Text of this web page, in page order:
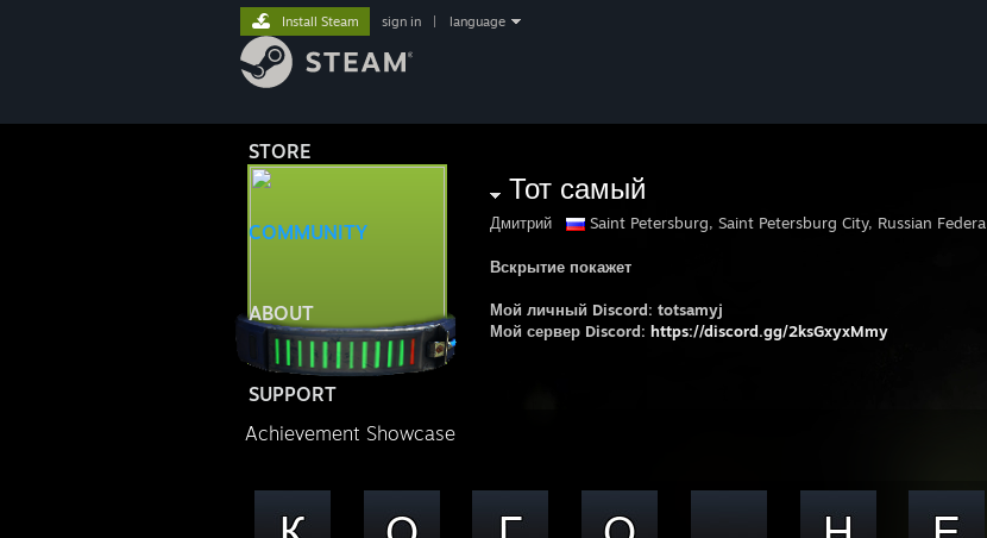
STORE
COMMUNITY
ABOUT
SUPPORT
Install Steam sign in language
Дмитрий Saint Petersburg, Saint Petersburg City, Russian Federation
Вскрытие покажет
Мой личный Discord: totsamyj
Мой сервер Discord: https://discord.gg/2ksGxyxMmy
Achievement Showcase